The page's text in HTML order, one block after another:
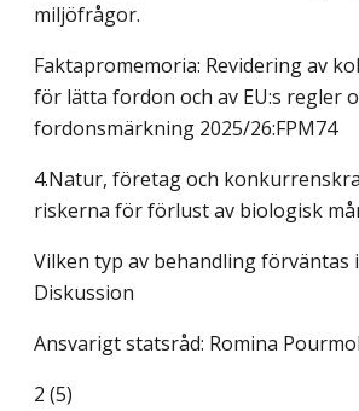
miljöfrågor.
Faktapromemoria: Revidering av
för lätta fordon och av EU:s regler
fordonsmärkning 2025/26:FPM74
4.Natur, företag och
riskerna för förlust av biologisk
Vilken typ av behandling förväntas
Diskussion
Ansvarigt statsråd: Romina
2 (5)